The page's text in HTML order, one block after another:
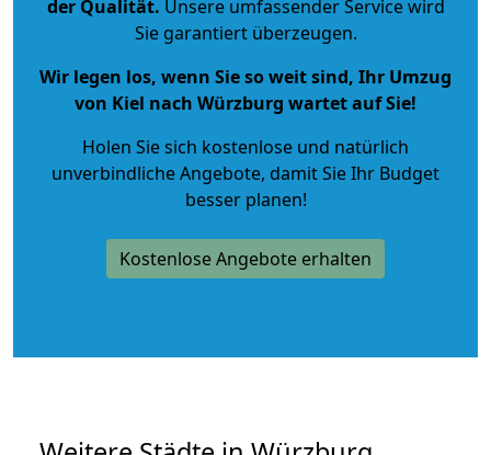
der Qualität. Unsere umfassender Service wird
Sie garantiert überzeugen.
Wir legen los, wenn Sie so weit sind, Ihr Umzug
von Kiel nach Würzburg wartet auf Sie!
Holen Sie sich kostenlose und natürlich
unverbindliche Angebote, damit Sie Ihr Budget
besser planen!
Kostenlose Angebote erhalten